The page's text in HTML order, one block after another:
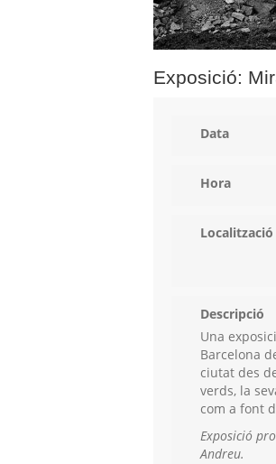
Exposició:
Data
Hora
Localització
Descripció
Una
Barcelona
ciutat des
verds, la
com a font
Exposició
Andreu.